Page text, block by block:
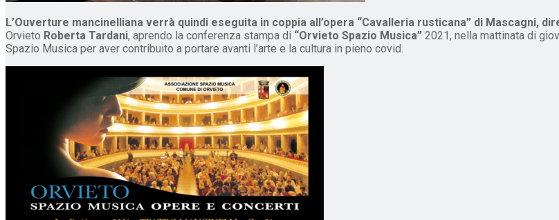
L’Ouverture mancinelliana verrà quindi eseguita in coppia all’opera “Cavalleria rusticana” di Mascagni,
Orvieto Roberta Tardani, aprendo la conferenza stampa di “Orvieto Spazio Musica” 2021, nella mattinata di
Spazio Musica per aver contribuito a portare avanti l’arte e la cultura in pieno covid.